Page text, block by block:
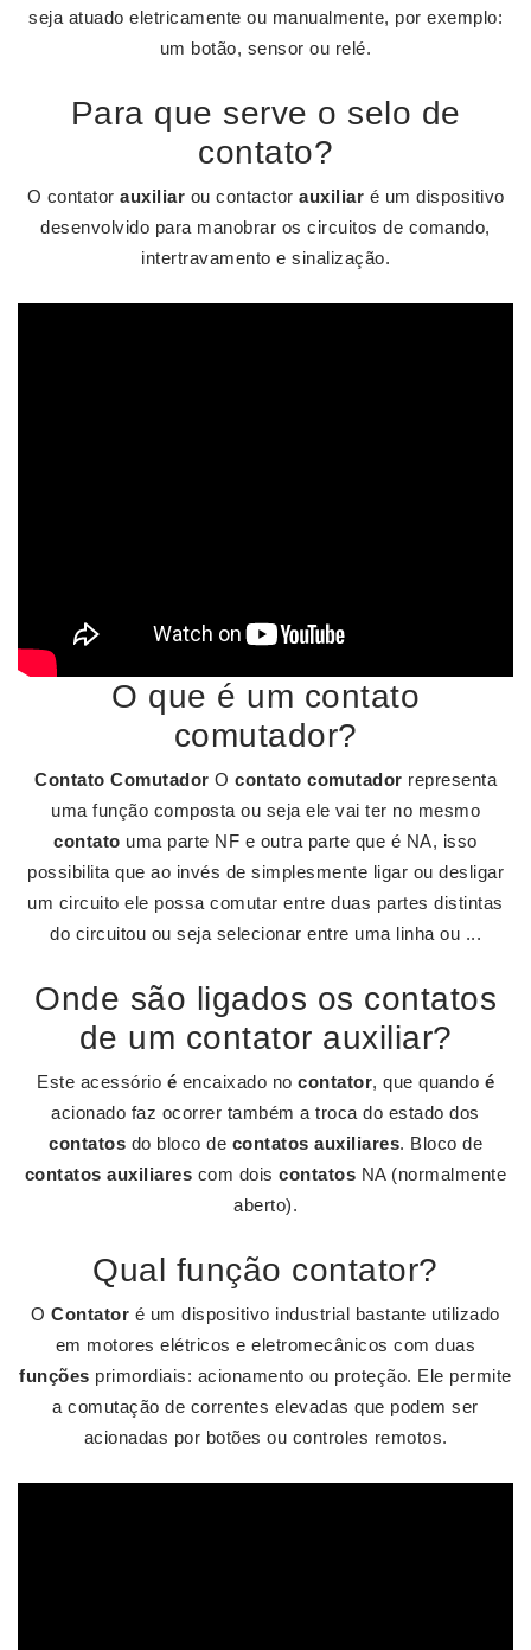
seja atuado eletricamente ou manualmente, por exemplo:
um botão, sensor ou relé.
Para que serve o selo de
contato?
O contator auxiliar ou contactor auxiliar é um dispositivo
desenvolvido para manobrar os circuitos de comando,
intertravamento e sinalização.
O que é um contato
comutador?
Contato Comutador O contato comutador representa
uma função composta ou seja ele vai ter no mesmo
contato uma parte NF e outra parte que é NA, isso
possibilita que ao invés de simplesmente ligar ou desligar
um circuito ele possa comutar entre duas partes distintas
do circuitou ou seja selecionar entre uma linha ou ...
Onde são ligados os contatos
de um contator auxiliar?
Este acessório é encaixado no contator, que quando é
acionado faz ocorrer também a troca do estado dos
contatos do bloco de contatos auxiliares. Bloco de
contatos auxiliares com doiscontatos NA (normalmente
aberto).
Qual função contator?
OContator é um dispositivo industrial bastante utilizado
em motores elétricos e eletromecânicos com duas
funções primordiais: acionamento ou proteção. Ele permite
a comutação de correntes elevadas que podem ser
acionadas por botões ou controles remotos.